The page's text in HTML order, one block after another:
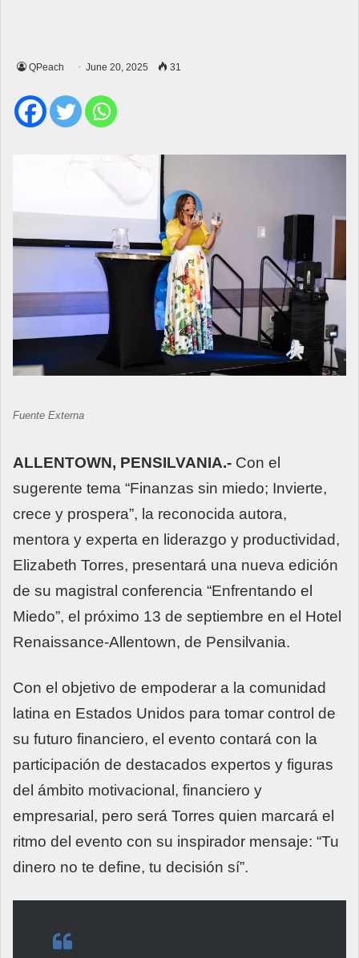
QPeach June 20, 2025 31
Fuente Externa
ALLENTOWN, PENSILVANIA.- Con el
sugerente tema “Finanzas sin miedo; Invierte,
crece y prospera”, la reconocida autora,
mentora y experta en liderazgo y productividad,
Elizabeth Torres, presentará una nueva edición
de su magistral conferencia “Enfrentando el
Miedo”, el próximo 13 de septiembre en el Hotel
Renaissance-Allentown, de Pensilvania.
Con el objetivo de empoderar a la comunidad
latina en Estados Unidos para tomar control de
su futuro financiero, el evento contará con la
participación de destacados expertos y figuras
del ámbito motivacional, financiero y
empresarial, pero será Torres quien marcará el
ritmo del evento con su inspirador mensaje: “Tu
dinero no te define, tu decisión sí”.